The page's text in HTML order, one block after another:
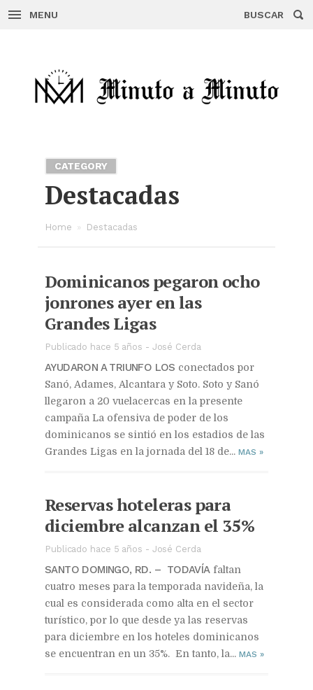
MENU BUSCAR
CATEGORY
Destacadas
Home » Destacadas
Dominicanos pegaron ocho
jonrones ayer en las
Grandes Ligas
Publicado hace 5 años - José Cerda
AYUDARON A TRIUNFO LOS conectados por
Sanó, Adames, Alcantara y Soto. Soto y Sanó
llegaron a 20 vuelacercas en la presente
campaña La ofensiva de poder de los
dominicanos se sintió en los estadios de las
Grandes Ligas en la jornada del 18 de... MAS »
Reservas hoteleras para
diciembre alcanzan el 35%
Publicado hace 5 años - José Cerda
SANTO DOMINGO, RD. – TODAVÍA faltan
cuatro meses para la temporada navideña, la
cual es considerada como alta en el sector
turístico, por lo que desde ya las reservas
para diciembre en los hoteles dominicanos
se encuentran en un 35%. En tanto, la... MAS »